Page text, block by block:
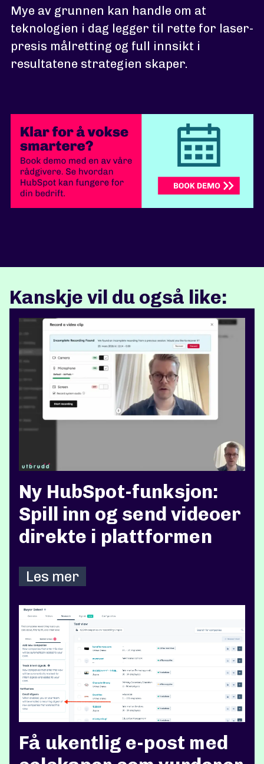
Mye av grunnen kan handle om at
teknologien i dag legger til rette for laser-
presis målretting og full innsikt i
resultatene strategien skaper.
Kanskje vil du også like:
Ny HubSpot-funksjon:
Spill inn og send videoer
direkte i plattformen
Les mer
Få ukentlig e-post med